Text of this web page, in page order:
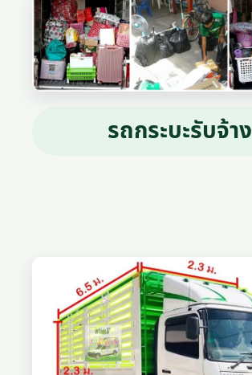
รถกระบะรับจ้าง